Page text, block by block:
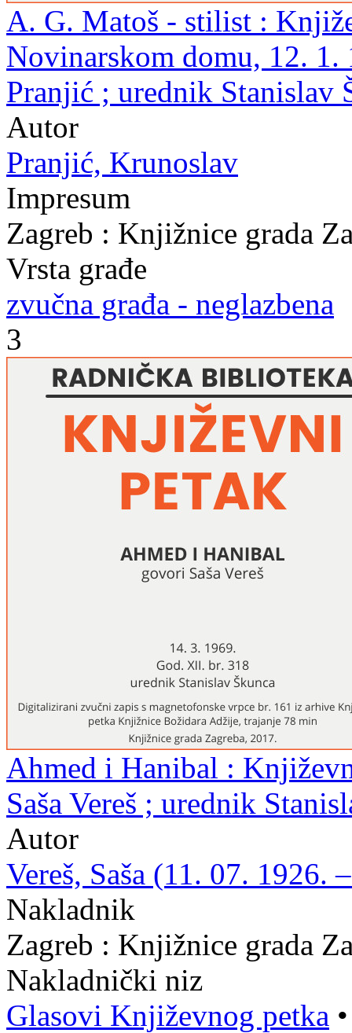
A. G. Matoš - stilist :
Novinarskom domu, 12.
Pranjić ; urednik Stanislav
Autor
Pranjić, Krunoslav
Impresum
Zagreb : Knjižnice grada
Vrsta građe
zvučna građa - neglazbena
3
Ahmed i Hanibal :
Saša Vereš ; urednik
Autor
Vereš, Saša (11. 07. 1926.
Nakladnik
Zagreb : Knjižnice grada
Nakladnički niz
Glasovi Književnog petka